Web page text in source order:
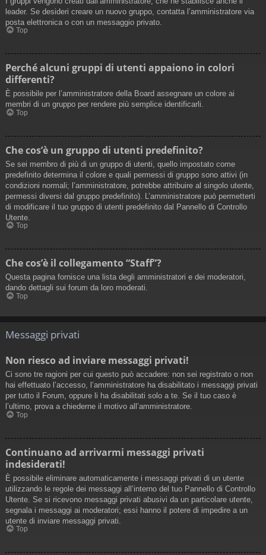
leader. Se desideri creare un nuovo gruppo, contatta l’amministratore via
posta elettronica o con un messaggio privato.
Top
Perché alcuni gruppi di utenti appaiono in colori
differenti?
È possibile per l’amministratore della Board assegnare un colore ai
membri di un gruppo per rendere più semplice identificarli.
Top
Che cos’è un gruppo di utenti predefinito?
Se sei membro di più di un gruppo di utenti, quello impostato come
predefinito determina il colore e quali permessi di gruppo sono attivi (in
condizioni normali; l’amministratore, potrebbe attribuire al singolo utente,
permessi diversi dal gruppo predefinito). L’amministratore può permetterti
di modificare il tuo gruppo di utenti predefinito dal Pannello di Controllo
Utente.
Top
Che cos’è il collegamento “Staff”?
Questa pagina fornisce una lista degli amministratori e dei moderatori,
dando dettagli sui forum da loro moderati.
Top
Messaggi privati
Non riesco ad inviare messaggi privati!
Ci sono tre ragioni per cui questo può accadere: non sei registrato o non
hai effettuato l’accesso, l’amministratore ha disabilitato i messaggi privati
per tutto il Forum, oppure li ha disabilitati solo a te. Se il tuo caso è
l’ultimo, prova a chiederne il motivo all’amministratore.
Top
Continuano ad arrivarmi messaggi privati
indesiderati!
È possibile eliminare automaticamente i messaggi privati ​​di un utente
utilizzando le regole dei messaggi all’interno del tuo Pannello di Controllo
Utente. Se si ricevono messaggi privati ​​abusivi da un particolare utente,
segnala i messaggi ai moderatori; essi hanno il potere di impedire a un
utente di inviare messaggi privati​​.
Top